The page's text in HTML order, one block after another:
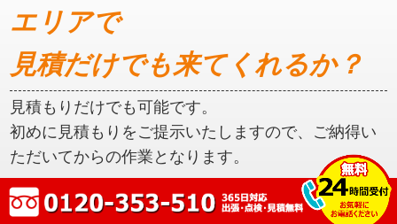
エリアで
見積だけでも来てくれるか？
見積もりだけでも可能です。
初めに見積もりをご提示いたしますので、ご納得い
ただいてからの作業となります。
広島県東広島市西条朝日町